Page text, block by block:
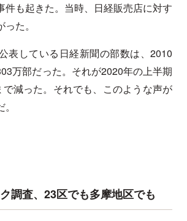
件も起きた。当時、日経販売店に対す
た。
表している日経新聞の部数は、2010
万部だった。それが2020年の上半期
減った。それでも、このような声が
調査、23区でも多摩地区でも